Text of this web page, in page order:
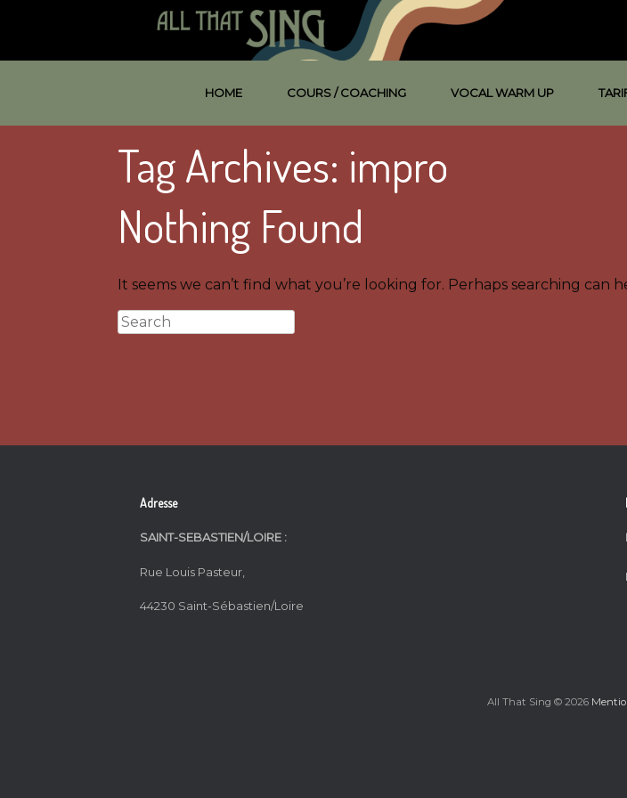
HOME COURS / COACHING VOCAL WARM UP
Tag Archives: impro
Nothing Found
It seems we can’t find what you’re looking for. Perhaps searching can
Adresse
SAINT-SEBASTIEN/LOIRE :
Rue Louis Pasteur,
44230 Saint-Sébastien/Loire
All That Sing © 2026